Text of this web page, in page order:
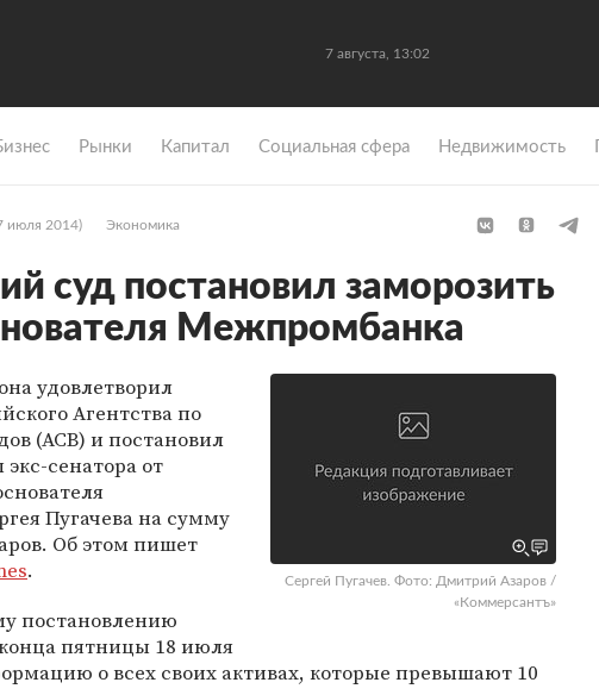
7 августа, 13:02
Рынки Капитал Социальная сфера Недвижимость
июля 2014) Экономика
суд постановил заморозить
Межпромбанка
Сергей Пугачев. Фото: Дмитрий Азаров /
«Коммерсантъ»
удовлетворил
Агентства по
(АСВ) и постановил
сенатора от
Пугачева на сумму
Об этом пишет
.
постановлению
пятницы 18 июля
о всех своих активах, которые превышают 10